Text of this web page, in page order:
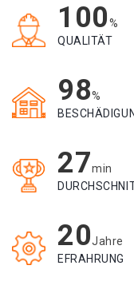
100%
QUALITÄT
98%
27min
20Jahre
EFRAHRUNG